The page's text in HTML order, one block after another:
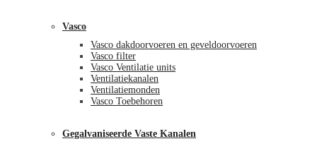
Vasco
Vasco dakdoorvoeren en geveldoorvoeren
Vasco filter
Vasco Ventilatie units
Ventilatiekanalen
Ventilatiemonden
Vasco Toebehoren
Gegalvaniseerde Vaste Kanalen